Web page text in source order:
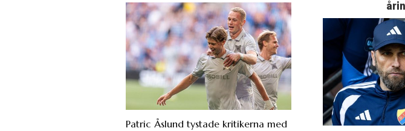
Patric Åslund tystade kritikerna med